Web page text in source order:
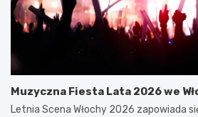
Muzyczna Fiesta Lata 2026 we
Letnia Scena Włochy 2026 zapowiada